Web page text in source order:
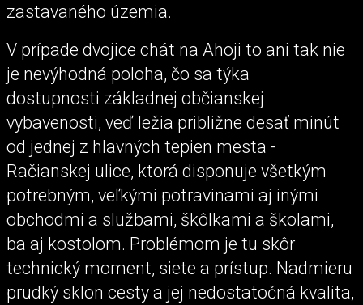
zastavaného územia.
V prípade dvojice chát na Ahoji to ani tak nie
je nevýhodná poloha, čo sa týka
dostupnosti základnej občianskej
vybavenosti, veď ležia približne desať minút
od jednej z hlavných tepien mesta -
Račianskej ulice, ktorá disponuje všetkým
potrebným, veľkými potravinami aj inými
obchodmi a službami, škôlkami a školami,
ba aj kostolom. Problémom je tu skôr
technický moment, siete a prístup. Nadmieru
prudký sklon cesty a jej nedostatočná kvalita,